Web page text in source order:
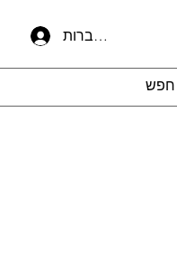
להתחברות